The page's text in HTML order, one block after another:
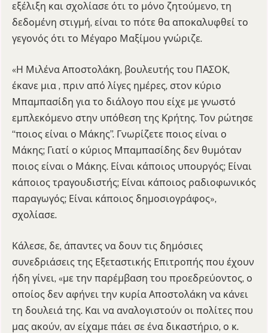
εξέλιξη και σχολίασε ότι το μόνο ζητούμενο, τη
δεδομένη στιγμή, είναι το πότε θα αποκαλυφθεί το
γεγονός ότι το Μέγαρο Μαξίμου γνώριζε.
«Η Μιλένα Αποστολάκη, βουλευτής του ΠΑΣΟΚ,
έκανε μια , πριν από λίγες ημέρες, στον κύριο
Μπαμπασίδη για το διάλογο που είχε με γνωστό
εμπλεκόμενο στην υπόθεση της Κρήτης. Τον ρώτησε
“ποιος είναι ο Μάκης”. Γνωρίζετε ποιος είναι ο
Μάκης; Γιατί ο κύριος Μπαμπασίδης δεν θυμόταν
ποιος είναι ο Μάκης. Είναι κάποιος υπουργός; Είναι
κάποιος τραγουδιστής; Είναι κάποιος ραδιοφωνικός
παραγωγός; Είναι κάποιος δημοσιογράφος»,
σχολίασε.
Κάλεσε, δε, άπαντες να δουν τις δημόσιες
συνεδριάσεις της Εξεταστικής Επιτροπής που έχουν
ήδη γίνει, «με την παρέμβαση του προεδρεύοντος, ο
οποίος δεν αφήνει την κυρία Αποστολάκη να κάνει
τη δουλειά της. Και να αναλογιστούν οι πολίτες που
μας ακούν, αν είχαμε πάει σε ένα δικαστήριο, ο κ.